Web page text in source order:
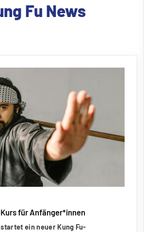
Fu News
für Anfänger*innen
ein neuer Kung Fu-